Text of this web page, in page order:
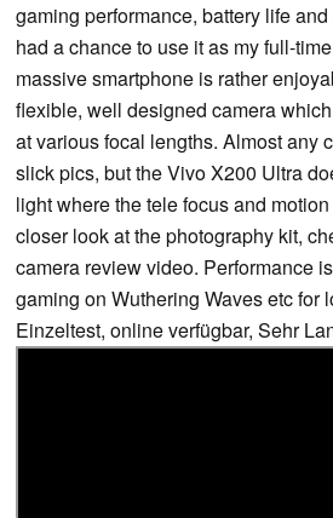
gaming performance, battery life
had a chance to use it as my full-
massive smartphone is rather
flexible, well designed camera
at various focal lengths. Almost any
slick pics, but the Vivo X200 Ultra
light where the tele focus and
closer look at the photography kit,
camera review video. Performance
gaming on Wuthering Waves etc for
Einzeltest, online verfügbar, Sehr